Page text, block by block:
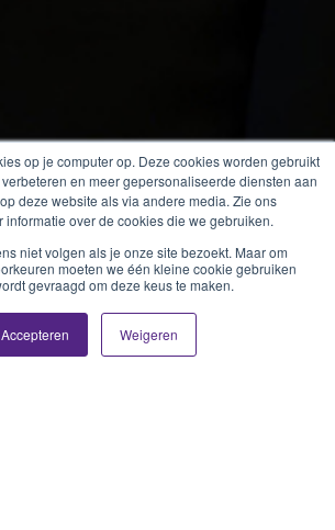
op je computer op. Deze cookies worden gebruikt
en meer gepersonaliseerde diensten aan
deze website als via andere media. Zie ons
informatie over de cookies die we gebruiken.
niet volgen als je onze site bezoekt. Maar om
moeten we één kleine cookie gebruiken
gevraagd om deze keus te maken.
Accepteren Weigeren